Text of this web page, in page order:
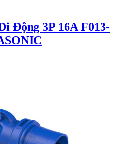
Động 3P 16A F013-